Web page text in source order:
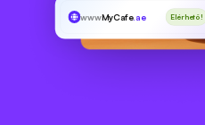
wwwMyCafe.ae Elérhető!